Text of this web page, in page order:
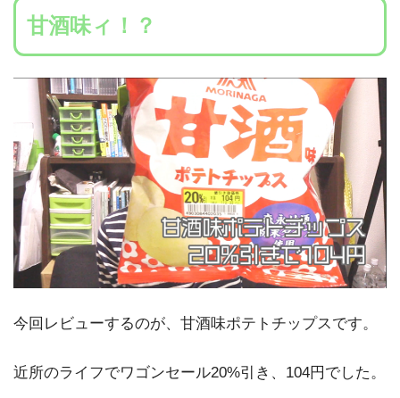
甘酒味ィ！？
今回レビューするのが、甘酒味ポテトチップスです。
近所のライフでワゴンセール20%引き、104円でした。